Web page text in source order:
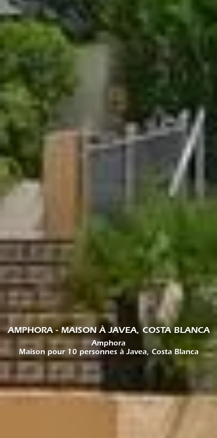
AMPHORA - MAISON À JAVEA, COSTA BLANCA
Amphora
Maison pour 10 personnes à Javea, Costa Blanca